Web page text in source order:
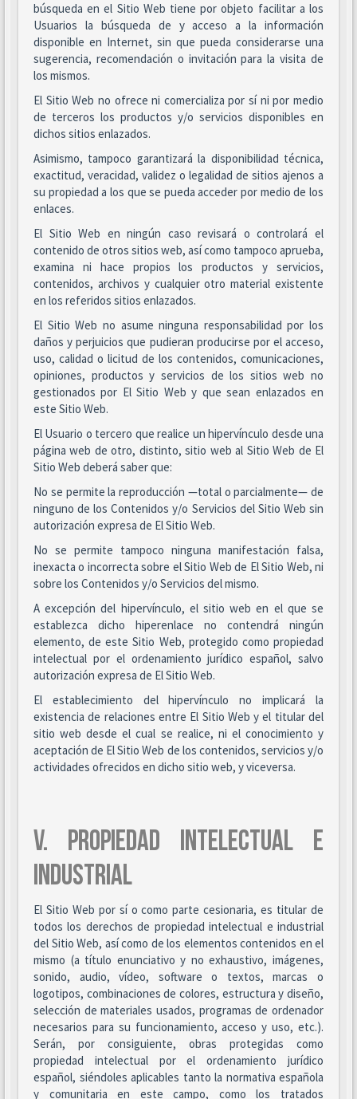
búsqueda en el Sitio Web tiene por objeto facilitar a los
Usuarios la búsqueda de y acceso a la información
disponible en Internet, sin que pueda considerarse una
sugerencia, recomendación o invitación para la visita de
los mismos.
El Sitio Web no ofrece ni comercializa por sí ni por medio
de terceros los productos y/o servicios disponibles en
dichos sitios enlazados.
Asimismo, tampoco garantizará la disponibilidad técnica,
exactitud, veracidad, validez o legalidad de sitios ajenos a
su propiedad a los que se pueda acceder por medio de los
enlaces.
El Sitio Web en ningún caso revisará o controlará el
contenido de otros sitios web, así como tampoco aprueba,
examina ni hace propios los productos y servicios,
contenidos, archivos y cualquier otro material existente
en los referidos sitios enlazados.
El Sitio Web no asume ninguna responsabilidad por los
daños y perjuicios que pudieran producirse por el acceso,
uso, calidad o licitud de los contenidos, comunicaciones,
opiniones, productos y servicios de los sitios web no
gestionados por El Sitio Web y que sean enlazados en
este Sitio Web.
El Usuario o tercero que realice un hipervínculo desde una
página web de otro, distinto, sitio web al Sitio Web de El
Sitio Web deberá saber que:
No se permite la reproducción —total o parcialmente— de
ninguno de los Contenidos y/o Servicios del Sitio Web sin
autorización expresa de El Sitio Web.
No se permite tampoco ninguna manifestación falsa,
inexacta o incorrecta sobre el Sitio Web de El Sitio Web, ni
sobre los Contenidos y/o Servicios del mismo.
A excepción del hipervínculo, el sitio web en el que se
establezca dicho hiperenlace no contendrá ningún
elemento, de este Sitio Web, protegido como propiedad
intelectual por el ordenamiento jurídico español, salvo
autorización expresa de El Sitio Web.
El establecimiento del hipervínculo no implicará la
existencia de relaciones entre El Sitio Web y el titular del
sitio web desde el cual se realice, ni el conocimiento y
aceptación de El Sitio Web de los contenidos, servicios y/o
actividades ofrecidos en dicho sitio web, y viceversa.
V. PROPIEDAD INTELECTUAL E
INDUSTRIAL
El Sitio Web por sí o como parte cesionaria, es titular de
todos los derechos de propiedad intelectual e industrial
del Sitio Web, así como de los elementos contenidos en el
mismo (a título enunciativo y no exhaustivo, imágenes,
sonido, audio, vídeo, software o textos, marcas o
logotipos, combinaciones de colores, estructura y diseño,
selección de materiales usados, programas de ordenador
necesarios para su funcionamiento, acceso y uso, etc.).
Serán, por consiguiente, obras protegidas como
propiedad intelectual por el ordenamiento jurídico
español, siéndoles aplicables tanto la normativa española
y comunitaria en este campo, como los tratados